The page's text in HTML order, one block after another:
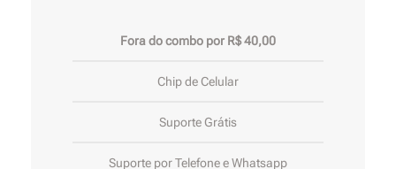
Fora do combo por R$ 40,00
Chip de Celular
Suporte Grátis
Suporte por Telefone e Whatsapp